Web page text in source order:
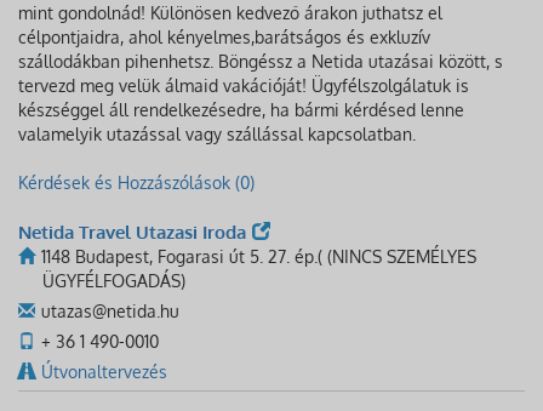
mint gondolnád! Különösen kedvező árakon juthatsz el
célpontjaidra, ahol kényelmes,barátságos és exkluzív
szállodákban pihenhetsz. Böngéssz a Netida utazásai között, s
tervezd meg velük álmaid vakációját! Ügyfélszolgálatuk is
készséggel áll rendelkezésedre, ha bármi kérdésed lenne
valamelyik utazással vagy szállással kapcsolatban.
Kérdések és Hozzászólások (0)
Netida Travel Utazasi Iroda
1148 Budapest, Fogarasi út 5. 27. ép.( (NINCS SZEMÉLYES
ÜGYFÉLFOGADÁS)
utazas@netida.hu
+ 36 1 490-0010
Útvonaltervezés